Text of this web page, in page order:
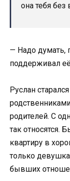
она тебя без
— Надо думать,
поддерживал
Руслан
родителей. С
так
квартиру в
только девушка
бывших